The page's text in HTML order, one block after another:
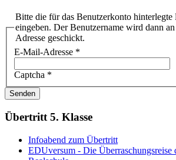
Bitte die für das Benutzerkonto
eingeben. Der Benutzername wird dann
Adresse geschickt.
E-Mail-Adresse *
Captcha *
Senden
Übertritt 5. Klasse
Infoabend zum Übertritt
EDUversum - Die Überraschungsreise